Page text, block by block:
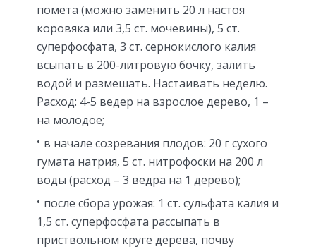
помета (можно заменить 20 л настоя
коровяка или 3,5 ст. мочевины), 5 ст.
суперфосфата, 3 ст. сернокислого калия
всыпать в 200-литровую бочку, залить
водой и размешать. Настаивать неделю.
Расход: 4-5 ведер на взрослое дерево, 1 –
на молодое;
в начале созревания плодов: 20 г сухого
гумата натрия, 5 ст. нитрофоски на 200 л
воды (расход – 3 ведра на 1 дерево);
после сбора урожая: 1 ст. сульфата калия и
1,5 ст. суперфосфата рассыпать в
приствольном круге дерева, почву